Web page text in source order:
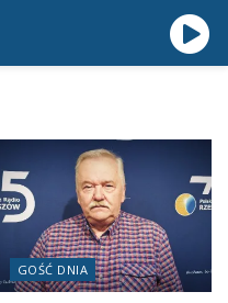
GOŚĆ DNIA